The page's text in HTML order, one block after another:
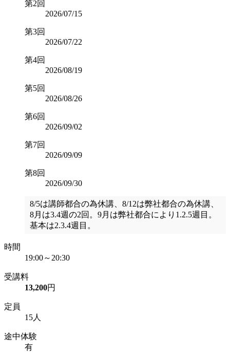
第2回
2026/07/15
第3回
2026/07/22
第4回
2026/08/19
第5回
2026/08/26
第6回
2026/09/02
第7回
2026/09/09
第8回
2026/09/30
8/5は講師都合の為休講、8/12は弊社都合の為休講、
8月は3.4週の2回。9月は弊社都合により1.2.5週目。
基本は2.3.4週目。
時間
19:00～20:30
受講料
13,200円
定員
15人
途中体験
有